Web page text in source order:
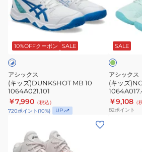
10
1064A021.101
10%OFFクーポン SALE
アシックス
(キッズ)DUNKSHOT MB 10
1064A021.101
￥7,990 （税込）
720ポイント (10%) UP
GS
SALE
エ
メ
グ
ン アシックス
(キッズ
￥9,108 （
82ポイント
ィ